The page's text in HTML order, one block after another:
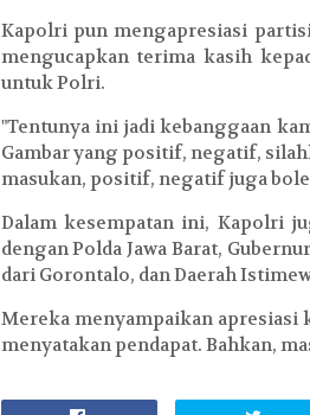
Kapolri pun mengapresiasi
mengucapkan terima kasih
untuk Polri.
"Tentunya ini jadi kebanggaan
Gambar yang positif, negatif,
masukan, positif, negatif juga
Dalam kesempatan ini, Kapolri
dengan Polda Jawa Barat,
dari Gorontalo, dan Daerah
Mereka menyampaikan
menyatakan pendapat. Bahkan,